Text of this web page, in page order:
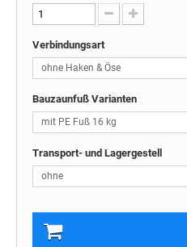
Verbindungsart
ohne Haken & Öse
Bauzaunfuß Varianten
mit PE Fuß 16 kg
Transport- und Lagergestell
ohne